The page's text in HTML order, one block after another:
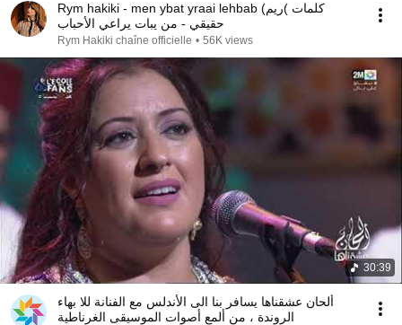
Rym hakiki - men ybat yraai lehbab (كلمات )ريم
حقيقي - من يبات يراعي الأحباب
Rym Hakiki chaîne officielle • 56K views
30:39
ألحان عشقناها يسافر بنا الى الأندلس مع الفنانة للا بهاء
الروندة ، من ألمع أصوات الموسيقى الغرناطية